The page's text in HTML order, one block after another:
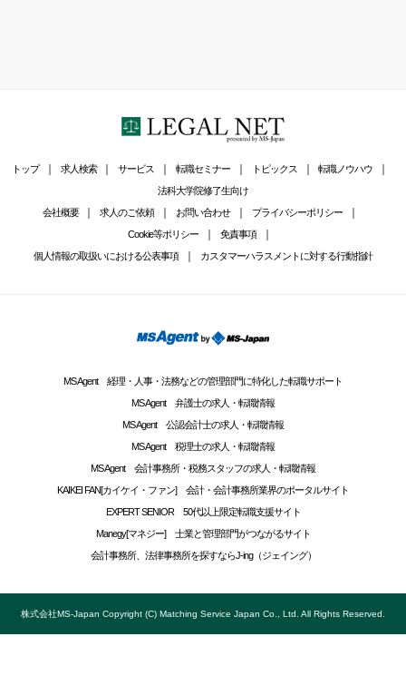
トップ 求人検索 サービス 転職セミナー トピックス
転職ノウハウ
法科大学院修了生向け
会社概要
求人のご依頼 お問い合わせ
プライバシーポリシー
Cookie等ポリシー
免責事項
個人情報の取扱いにおける公表事項
カスタマーハラスメントに対する行動指針
MS Agent 経理・人事・法務などの管理部門に特化した転職サポート
MS Agent 弁護士の求人・転職情報
MS Agent 公認会計士の求人・転職情報
MS Agent 税理士の求人・転職情報
MS Agent 会計事務所・税務スタッフの求人・転職情報
KAIKEI FAN[カイケイ・ファン] 会計・会計事務所業界のポータルサイト
EXPERT SENIOR 50代以上限定転職支援サイト
Manegy[マネジー] 士業と管理部門がつながるサイト
会計事務所、法律事務所を探すならJ-ing（ジェイング）
株式会社MS-Japan Copyright (C) Matching Service Japan Co., Ltd. All Rights Reserved.